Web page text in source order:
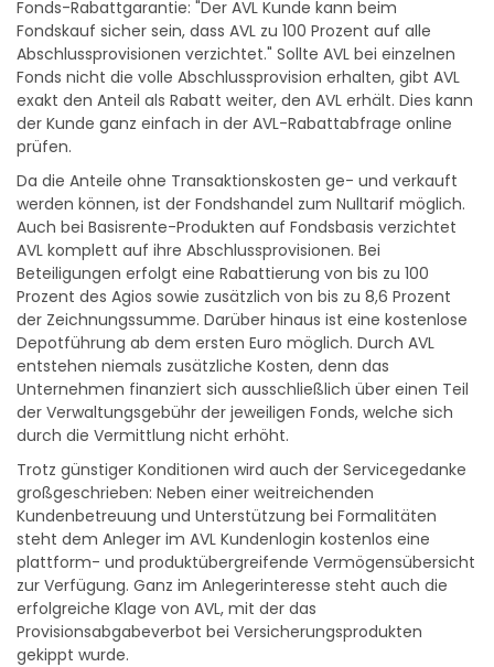
Fonds-Rabattgarantie: "Der AVL Kunde kann beim
Fondskauf sicher sein, dass AVL zu 100 Prozent auf alle
Abschlussprovisionen verzichtet." Sollte AVL bei einzelnen
Fonds nicht die volle Abschlussprovision erhalten, gibt AVL
exakt den Anteil als Rabatt weiter, den AVL erhält. Dies kann
der Kunde ganz einfach in der AVL-Rabattabfrage online
prüfen.
Da die Anteile ohne Transaktionskosten ge- und verkauft
werden können, ist der Fondshandel zum Nulltarif möglich.
Auch bei Basisrente-Produkten auf Fondsbasis verzichtet
AVL komplett auf ihre Abschlussprovisionen. Bei
Beteiligungen erfolgt eine Rabattierung von bis zu 100
Prozent des Agios sowie zusätzlich von bis zu 8,6 Prozent
der Zeichnungssumme. Darüber hinaus ist eine kostenlose
Depotführung ab dem ersten Euro möglich. Durch AVL
entstehen niemals zusätzliche Kosten, denn das
Unternehmen finanziert sich ausschließlich über einen Teil
der Verwaltungsgebühr der jeweiligen Fonds, welche sich
durch die Vermittlung nicht erhöht.
Trotz günstiger Konditionen wird auch der Servicegedanke
großgeschrieben: Neben einer weitreichenden
Kundenbetreuung und Unterstützung bei Formalitäten
steht dem Anleger im AVL Kundenlogin kostenlos eine
plattform- und produktübergreifende Vermögensübersicht
zur Verfügung. Ganz im Anlegerinteresse steht auch die
erfolgreiche Klage von AVL, mit der das
Provisionsabgabeverbot bei Versicherungsprodukten
gekippt wurde.